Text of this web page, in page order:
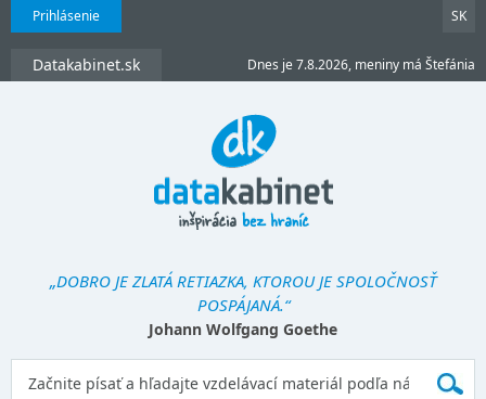
Prihlásenie SK
Datakabinet.sk Dnes je 7.8.2026, meniny má Štefánia
„DOBRO JE ZLATÁ RETIAZKA, KTOROU JE SPOLOČNOSŤ
POSPÁJANÁ.“
Johann Wolfgang Goethe